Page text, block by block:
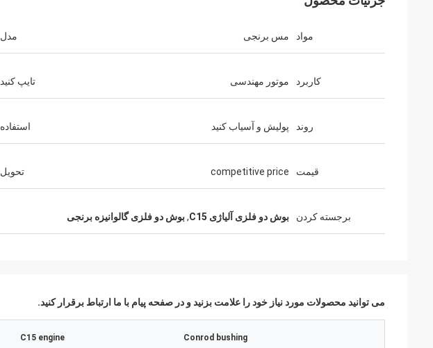
مواد مس برنجی مدل
کاربرد موتور مهندسی تایپ کنید
روند پولیش و آسیاب کنید استفاده
قیمت competitive price تحویل
برجسته کردن بوش دو فلزی آلیاژی C15 ,بوش دو فلزی گالوانیزه برنجی
می توانید محصولات مورد نیاز خود را علامت بزنید و در صفحه پیام با ما ارتباط برقرار کنید.
Conrod bushing
C15 engine